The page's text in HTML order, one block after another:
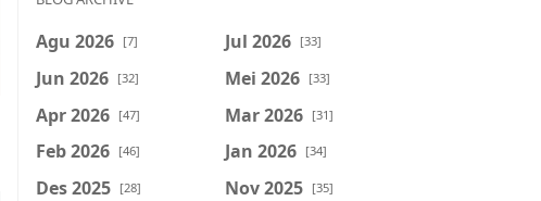
Agu 2026 [7] Jul 2026 [33]
Jun 2026 [32] Mei 2026 [33]
Apr 2026 [47] Mar 2026 [31]
Feb 2026 [46] Jan 2026 [34]
Des 2025 [28] Nov 2025 [35]